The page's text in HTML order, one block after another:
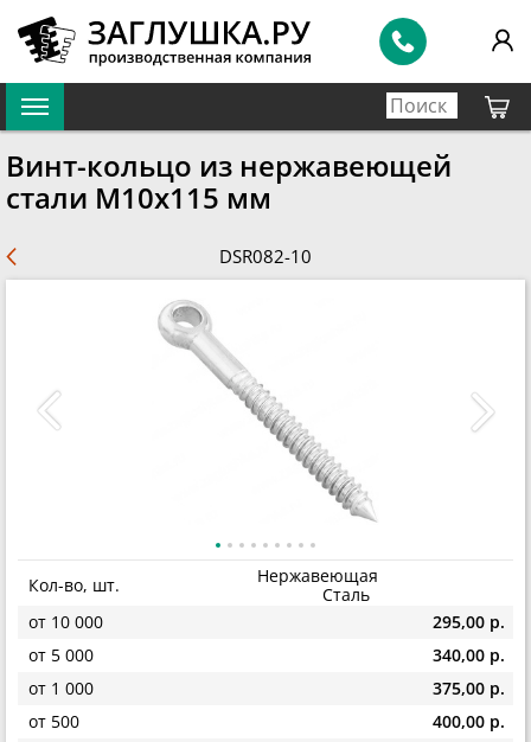
Винт-кольцо из нержавеющей
стали М10х115 мм
DSR082-10
Кол-во, шт.
Нержавеющая
Сталь
от 10 000
295,00 р.
от 5 000
340,00 р.
от 1 000
375,00 р.
от 500
400,00 р.